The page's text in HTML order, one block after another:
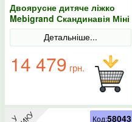
Двоярусне дитяче ліжко
Mebigrand Скандинавія Міні
Білий (RAL9003)/Горіх
світлий 70х190 з ящиками
Детальніше...
14 479 грн.
Код:58043